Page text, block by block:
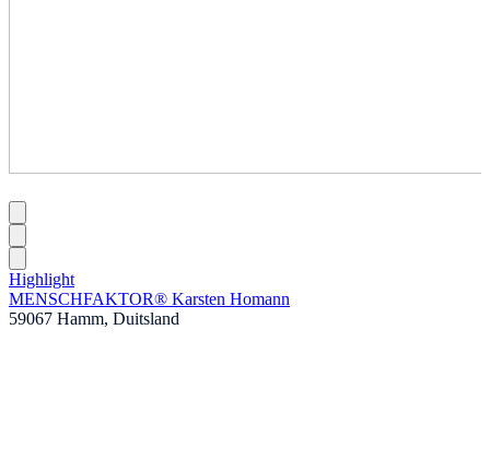
Highlight
MENSCHFAKTOR® Karsten Homann
59067 Hamm, Duitsland